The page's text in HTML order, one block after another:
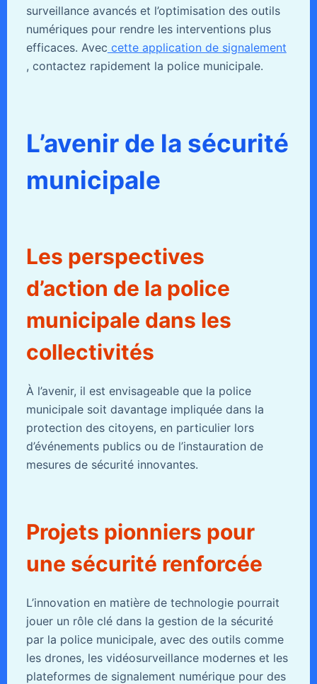
surveillance avancés et l’optimisation des outils
numériques pour rendre les interventions plus
efficaces. Avec cette application de signalement
, contactez rapidement la police municipale.
L’avenir de la sécurité
municipale
Les perspectives
d’action de la police
municipale dans les
collectivités
À l’avenir, il est envisageable que la police
municipale soit davantage impliquée dans la
protection des citoyens, en particulier lors
d’événements publics ou de l’instauration de
mesures de sécurité innovantes.
Projets pionniers pour
une sécurité renforcée
L’innovation en matière de technologie pourrait
jouer un rôle clé dans la gestion de la sécurité
par la police municipale, avec des outils comme
les drones, les vidéosurveillance modernes et les
plateformes de signalement numérique pour des